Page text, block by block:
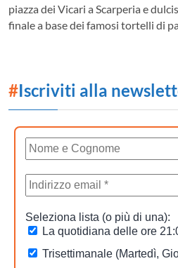
piazza dei Vicari a Scarperia e
finale a base dei famosi tortelli di
#Iscriviti alla